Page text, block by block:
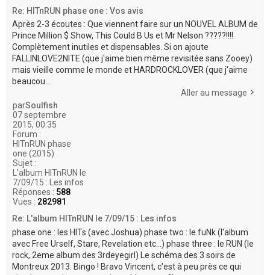
Re: HITnRUN phase one : Vos avis
Après 2-3 écoutes : Que viennent faire sur un NOUVEL ALBUM de
Prince Million $ Show, This Could B Us et Mr Nelson ?????!!!!
Complètement inutiles et dispensables. Si on ajoute
FALLINLOVE2NITE (que j'aime bien même revisitée sans Zooey)
mais vieille comme le monde et HARDROCKLOVER (que j'aime
beaucou...
Aller au message
parSoulfish
07 septembre
2015, 00:35
Forum :
HITnRUN phase
one (2015)
Sujet :
L'album HITnRUN le
7/09/15 : Les infos
Réponses : 588
Vues : 282981
Re: L'album HITnRUN le 7/09/15 : Les infos
phase one : les HITs (avec Joshua) phase two : le fuNk (l'album
avec Free Urself, Stare, Revelation etc...) phase three : le RUN (le
rock, 2eme album des 3rdeyegirl) Le schéma des 3 soirs de
Montreux 2013. Bingo ! Bravo Vincent, c'est à peu près ce qui